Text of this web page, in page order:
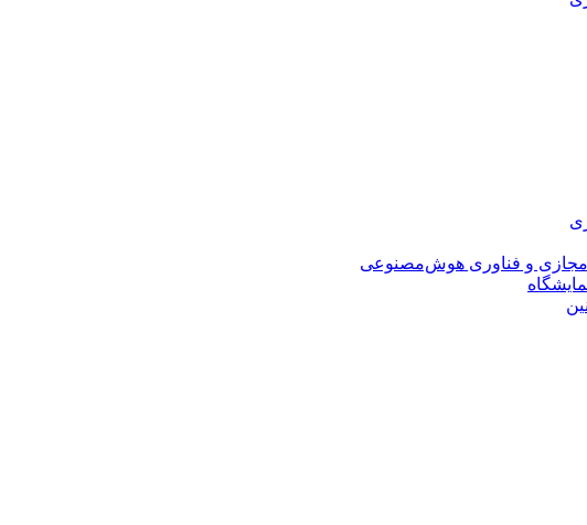
و فناوری هوش‌مصنوعی